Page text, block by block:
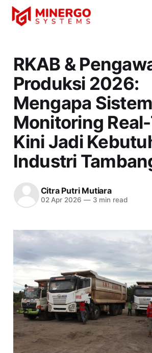
RKAB &
Produksi 2026:
Mengapa Sistem
Monitoring
Kini Jadi
Industri
Citra Putri Mutiara
02 Apr 2026 —3 min read